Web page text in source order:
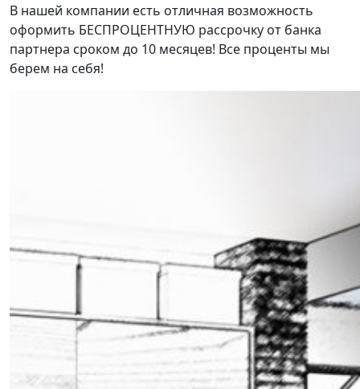
В нашей компании есть отличная возможность
оформить БЕСПРОЦЕНТНУЮ рассрочку от банка
партнера сроком до 10 месяцев! Все проценты мы
берем на себя!